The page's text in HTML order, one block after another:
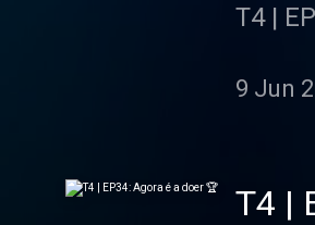
T4 |
9 Jun
T4 |